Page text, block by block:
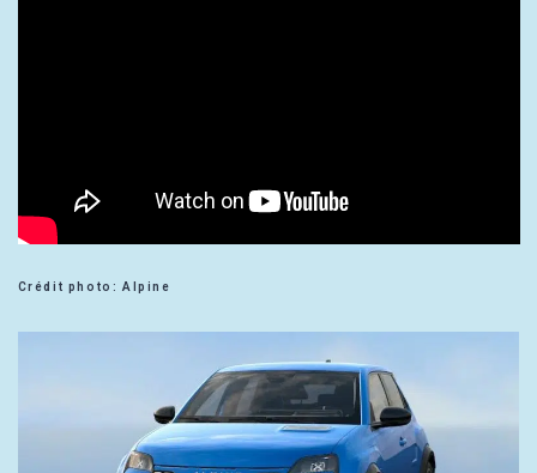
Crédit photo: Alpine